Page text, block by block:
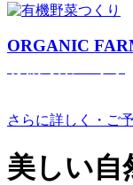
ORGANIC
さらに詳しく・ご
美しい⾃